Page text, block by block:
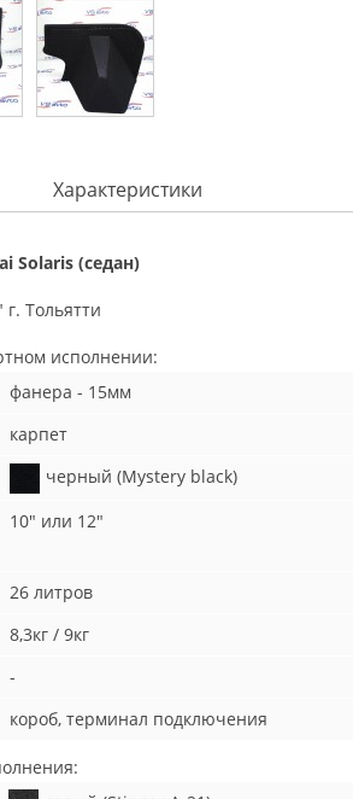
Характеристики
Solaris (седан)
г. Тольятти
исполнении:
фанера - 15мм
карпет
черный (Mystery black)
10" или 12"
26 литров
8,3кг / 9кг
-
короб, терминал подключения